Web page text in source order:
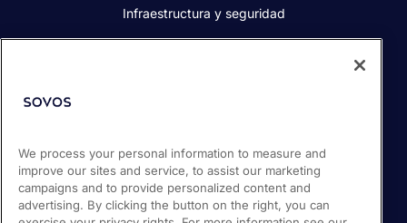
Infraestructura y seguridad
Prensa
Empleos
Soporte / Portal de clientes
We process your personal information to measure and
improve our sites and service, to assist our marketing
campaigns and to provide personalized content and
advertising. By clicking the button on the right, you can